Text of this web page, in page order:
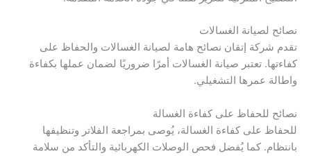
نصائح لصيانة الغسالات
تقدم شركة إتقان نصائح هامة لصيانة الغسالات والحفاظ على
كفاءتها. تعتبر صيانة الغسالات أمرًا ضروريًا لضمان عملها بكفاءة
واطالة عمرها التشغيلي.
نصائح للحفاظ على كفاءة الغسالة
للحفاظ على كفاءة الغسالة، يُوصى بمراجعة الفلاتر وتنظيفها
بانتظام. كما يُفضل فحص الوصلات الكهربائية والتأكد من سلامة